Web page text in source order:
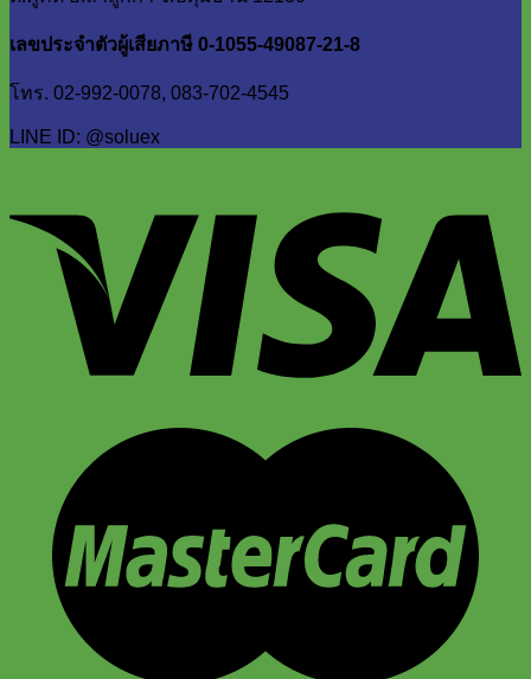
เลขประจำตัวผู้เสียภาษี 0-1055-49087-21-8
โทร. 02-992-0078, 083-702-4545
LINE ID: @soluex